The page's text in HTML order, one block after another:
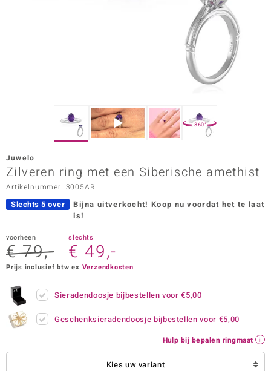
Vogue
in Italy
Paraíso
360°
Juwelo
Zilveren ring met een Siberische amethist
Artikelnummer: 3005AR
Slechts 5 over Bijna uitverkocht! Koop nu voordat het te laat
is!
voorheen
€ 79,-
slechts
€ 49,-
Prijs inclusief btw ex Verzendkosten
Sieradendoosje bijbestellen voor€5,00
Geschenksieradendoosje bijbestellen voor €5,00
Hulp bij bepalen ringmaat
Kies uw variant